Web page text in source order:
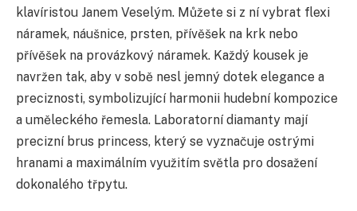
klavíristou Janem Veselým. Můžete si z ní vybrat flexi
náramek, náušnice, prsten, přívěšek na krk nebo
přívěšek na provázkový náramek. Každý kousek je
navržen tak, aby v sobě nesl jemný dotek elegance a
preciznosti, symbolizující harmonii hudební kompozice
a uměleckého řemesla. Laboratorní diamanty mají
precizní brus princess, který se vyznačuje ostrými
hranami a maximálním využitím světla pro dosažení
dokonalého třpytu.